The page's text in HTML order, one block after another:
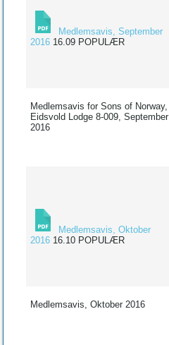
Medlemsavis, September
2016 16.09 POPULÆR
Medlemsavis for Sons of Norway,
Eidsvold Lodge 8-009, September
2016
Medlemsavis, Oktober
2016 16.10 POPULÆR
Medlemsavis, Oktober 2016